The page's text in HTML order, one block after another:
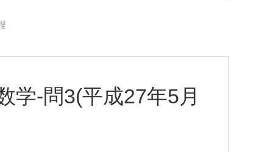
学-問3(平成27年5月